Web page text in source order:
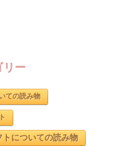
リー
ての読み物
トについての読み物